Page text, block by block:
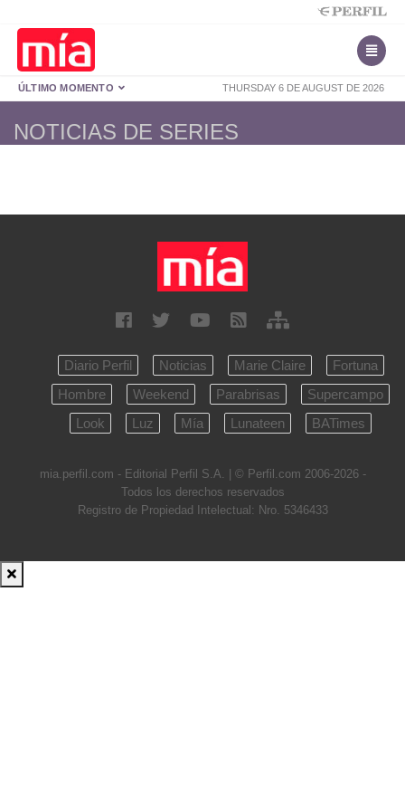
THURSDAY 6 DE AUGUST DE 2026
ÚLTIMO MOMENTO
NOTICIAS DE SERIES
Diario Perfil Noticias Marie Claire
Fortuna
Hombre
Weekend Parabrisas
Supercampo
Look
Luz Mía Lunateen BATimes
mia.perfil.com - Editorial Perfil S.A. | © Perfil.com 2006-2026 -
Todos los derechos reservados
Registro de Propiedad Intelectual: Nro. 5346433